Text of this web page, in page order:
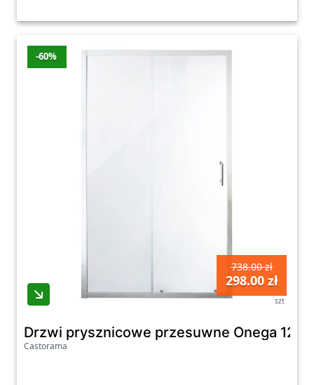
-60%
738.00 zł
298.00 zł
szt
Drzwi prysznicowe przesuwne Onega 120
Castorama